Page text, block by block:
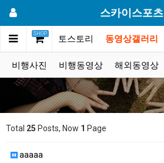
스카이스포츠
SHOP
커뮤니티 포토스토리 동영상갤러리
비행사진 비행동영상 해외동영상
Total 25 Posts, Now 1 Page
aaaaa